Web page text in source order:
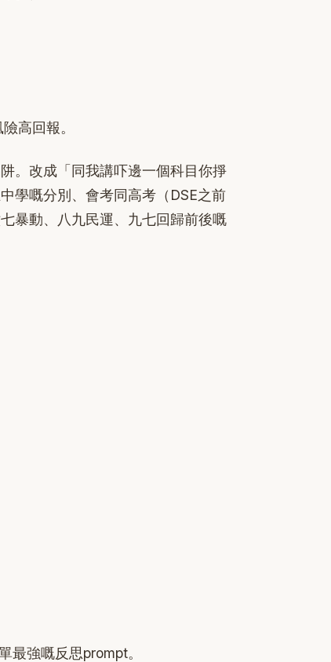
高回報。
。改成「同我講吓邊一個科目你掙
學嘅分別、會考同高考（DSE之前
暴動、八九民運、九七回歸前後嘅
最強嘅反思prompt。